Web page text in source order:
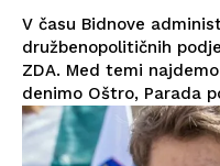
V času Bidnove
družbenopolitičnih
ZDA. Med temi
denimo Oštro, Parada